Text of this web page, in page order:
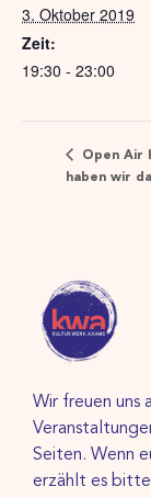
3. Oktober 2019
Zeit:
19:30 - 23:00
Open Air
haben wir
Wir freuen uns
Seiten. Wenn
erzählt es